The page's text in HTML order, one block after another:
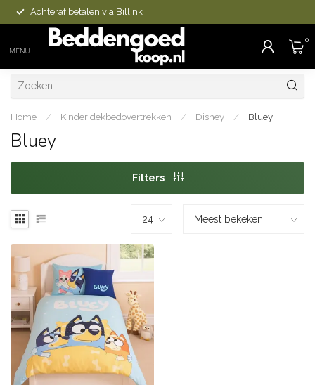
Achteraf betalen via Billink
MENU
0
Home / Kinder dekbedovertrekken / Disney / Bluey
Bluey
Filters